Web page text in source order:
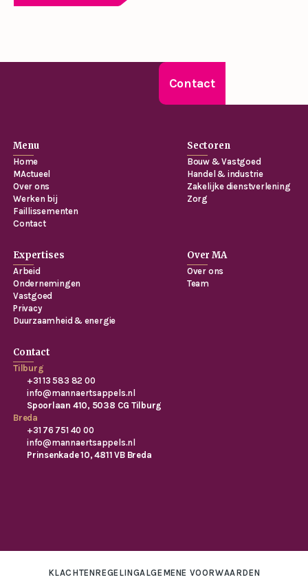
Contact
Menu
Home
MActueel
Over ons
Werken bij
Faillissementen
Contact
Sectoren
Bouw & Vastgoed
Handel & industrie
Zakelijke dienstverlening
Zorg
Expertises
Arbeid
Ondernemingen
Vastgoed
Privacy
Duurzaamheid & energie
Over MA
Over ons
Team
Contact
Tilburg
+31 13 583 82 00
info@mannaertsappels.nl
Spoorlaan 410, 5038 CG Tilburg
Breda
+31 76 751 40 00
info@mannaertsappels.nl
Prinsenkade 10, 4811 VB Breda
KLACHTENREGELINGALGEMENE VOORWAARDEN